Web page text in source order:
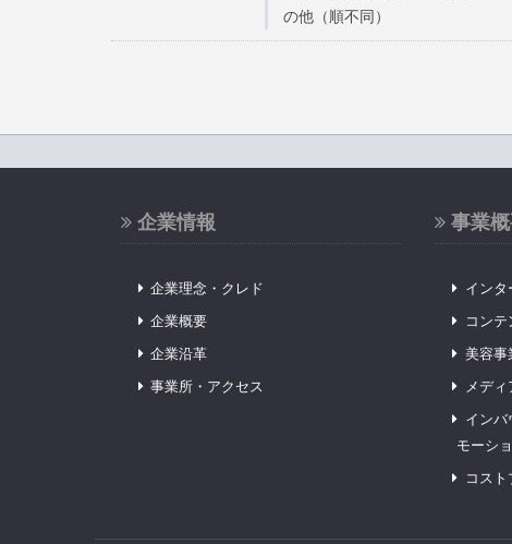
の他（順不同）
企業情報
企業理念・クレド
企業概要
企業沿革
事業所・アクセス
事業
インタ
コン
美容事
メデ
インバ
モーシ
コス